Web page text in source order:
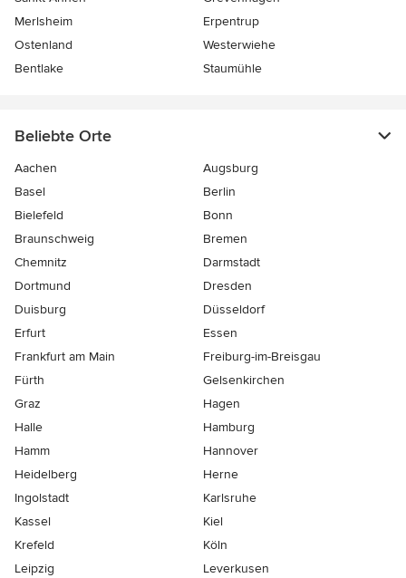
Merlsheim
Erpentrup
Ostenland
Westerwiehe
Bentlake
Staumühle
Beliebte Orte
Aachen
Augsburg
Basel
Berlin
Bielefeld
Bonn
Braunschweig
Bremen
Chemnitz
Darmstadt
Dortmund
Dresden
Duisburg
Düsseldorf
Erfurt
Essen
Frankfurt am Main
Freiburg-im-Breisgau
Fürth
Gelsenkirchen
Graz
Hagen
Halle
Hamburg
Hamm
Hannover
Heidelberg
Herne
Ingolstadt
Karlsruhe
Kassel
Kiel
Krefeld
Köln
Leipzig
Leverkusen